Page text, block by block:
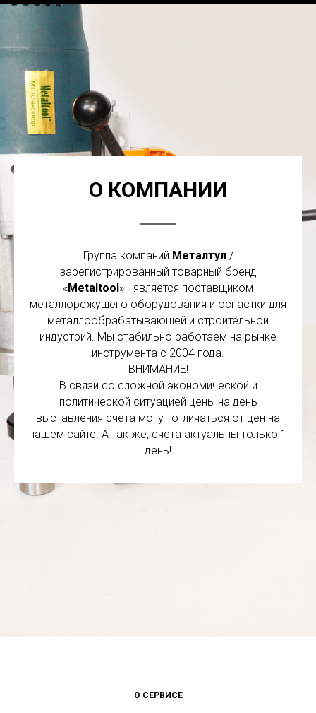
О КОМПАНИИ
Группа компаний Металтул/
зарегистрированный товарный бренд
«Metaltool» - является поставщиком
металлорежущего оборудования и оснастки для
металлообрабатывающей и строительной
индустрий. Мы стабильно работаем на рынке
инструмента с 2004 года.
ВНИМАНИЕ!
В связи со сложной экономической и
политической ситуацией цены на день
выставления счета могут отличаться от цен на
нашем сайте. А так же, счета актуальны только 1
день!
О СЕРВИСЕ